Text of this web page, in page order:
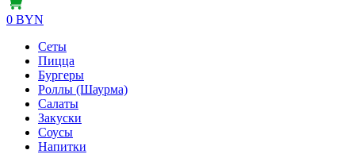
0 BYN
Сеты
Пицца
Бургеры
Роллы (Шаурма)
Салаты
Закуски
Соусы
Напитки